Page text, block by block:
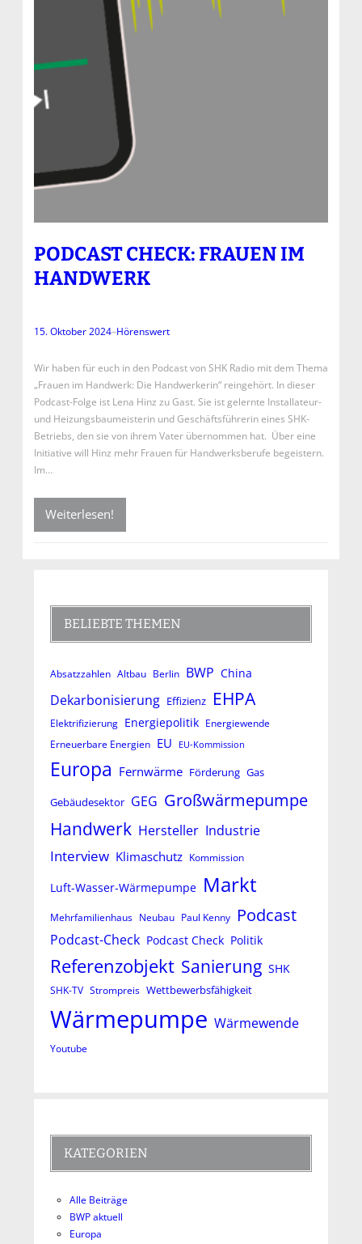
PODCAST CHECK: FRAUEN IM
HANDWERK
15. Oktober 2024–Hörenswert
Wir haben für euch in den Podcast von SHK Radio mit dem Thema
„Frauen im Handwerk: Die Handwerkerin“ reingehört. In dieser
Podcast-Folge ist Lena Hinz zu Gast. Sie ist gelernte Installateur-
und Heizungsbaumeisterin und Geschäftsführerin eines SHK-
Betriebs, den sie von ihrem Vater übernommen hat. Über eine
Initiative will Hinz mehr Frauen für Handwerksberufe begeistern.
Im…
Weiterlesen!
BELIEBTE THEMEN
Absatzzahlen Altbau Berlin BWP China
Dekarbonisierung Effizienz EHPA
Elektrifizierung Energiepolitik Energiewende
Erneuerbare Energien EU EU-Kommission
Europa Fernwärme Förderung Gas
Gebäudesektor GEG Großwärmepumpe
Handwerk Hersteller Industrie
Interview Klimaschutz Kommission
Luft-Wasser-Wärmepumpe Markt
Mehrfamilienhaus Neubau Paul Kenny Podcast
Podcast-Check Podcast Check Politik
Referenzobjekt Sanierung SHK
SHK-TV Strompreis Wettbewerbsfähigkeit
Wärmepumpe Wärmewende
Youtube
KATEGORIEN
Alle Beiträge
BWP aktuell
Europa